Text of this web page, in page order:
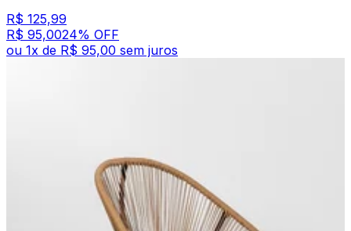
R$ 125,99
R$ 95,0024% OFF
ou 1x de R$ 95,00 sem juros